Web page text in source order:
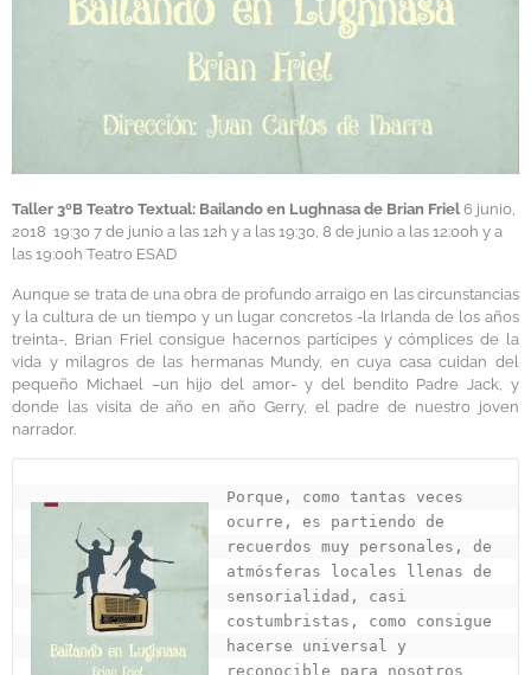
Taller 3ºB Teatro Textual: Bailando en Lughnasa de Brian Friel 6 junio,
2018 19:30 7 de junio a las 12h y a las 19:30, 8 de junio a las 12:00h y a
las 19:00h Teatro ESAD
Aunque se trata de una obra de profundo arraigo en las circunstancias
y la cultura de un tiempo y un lugar concretos -la Irlanda de los años
treinta-, Brian Friel consigue hacernos partícipes y cómplices de la
vida y milagros de las hermanas Mundy, en cuya casa cuidan del
pequeño Michael –un hijo del amor- y del bendito Padre Jack, y
donde las visita de año en año Gerry, el padre de nuestro joven
narrador.
Porque, como tantas veces
ocurre, es partiendo de
recuerdos muy personales, de
atmósferas locales llenas de
sensorialidad, casi
costumbristas, como consigue
hacerse universal y
reconocible para nosotros